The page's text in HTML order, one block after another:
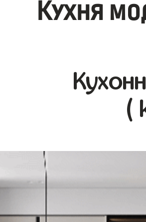
Кухня
(